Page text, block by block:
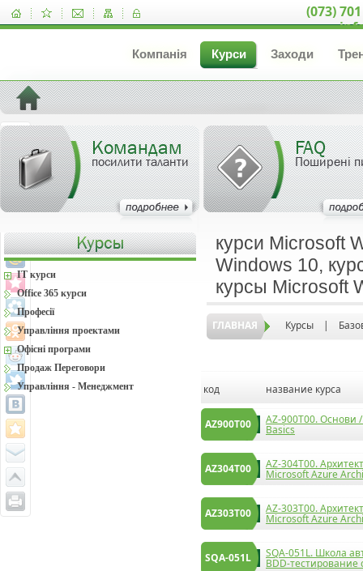
(073)
Компанія Курси Заходи
Командам
посилити таланти
FAQ
Поширені
курси Microsoft
Windows 10,
курсы Microsoft
ГЛАВНАЯ Курсы |
код название курса
AZ900T00 AZ-900T00. Основи
Basics
AZ304T00 AZ-304T00.
Microsoft Azure
AZ303T00 AZ-303T00.
Microsoft Azure
SQA-051L SQA-051L. Школа
BDD-тестирование
IT курси
Office 365 курси
Професії
Управління проектами
Офісні програми
Продаж Переговори
Управління - Менеджмент